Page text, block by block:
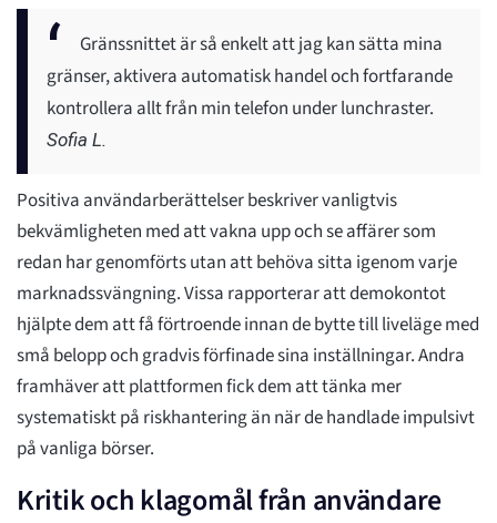
Gränssnittet är så enkelt att jag kan sätta mina
gränser, aktivera automatisk handel och fortfarande
kontrollera allt från min telefon under lunchraster.
Sofia L.
Positiva användarberättelser beskriver vanligtvis
bekvämligheten med att vakna upp och se affärer som
redan har genomförts utan att behöva sitta igenom varje
marknadssvängning. Vissa rapporterar att demokontot
hjälpte dem att få förtroende innan de bytte till liveläge med
små belopp och gradvis förfinade sina inställningar. Andra
framhäver att plattformen fick dem att tänka mer
systematiskt på riskhantering än när de handlade impulsivt
på vanliga börser.
Kritik och klagomål från användare